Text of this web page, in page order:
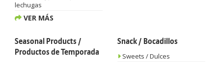
lechugas
VER MÁS
Seasonal Products /
Productos de Temporada
Snack / Bocadillos
Sweets / Dulces